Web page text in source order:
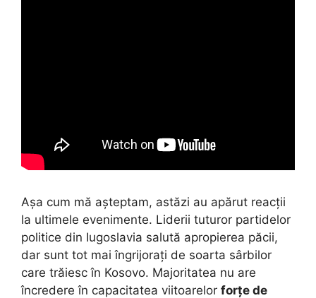
Așa cum mă așteptam, astăzi au apărut reacții
la ultimele evenimente. Liderii tuturor partidelor
politice din Iugoslavia salută apropierea păcii,
dar sunt tot mai îngrijorați de soarta sârbilor
care trăiesc în Kosovo. Majoritatea nu are
încredere în capacitatea viitoarelor forțe de